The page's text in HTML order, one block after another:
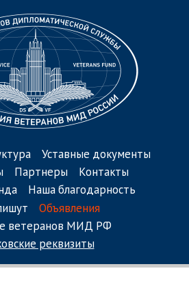
Уставные документы
Партнеры
Контакты
Наша благодарность
Объявления
ветеранов МИД РФ
реквизиты